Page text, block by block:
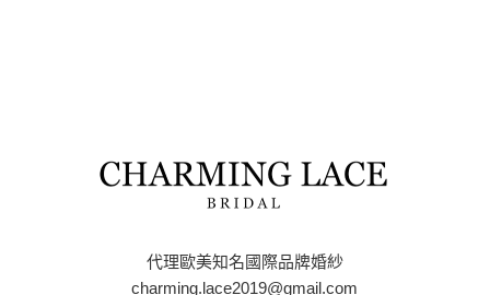
代理歐美知名國際品牌婚紗
charming.lace2019@gmail.com